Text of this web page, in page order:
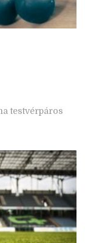
testvérpáros